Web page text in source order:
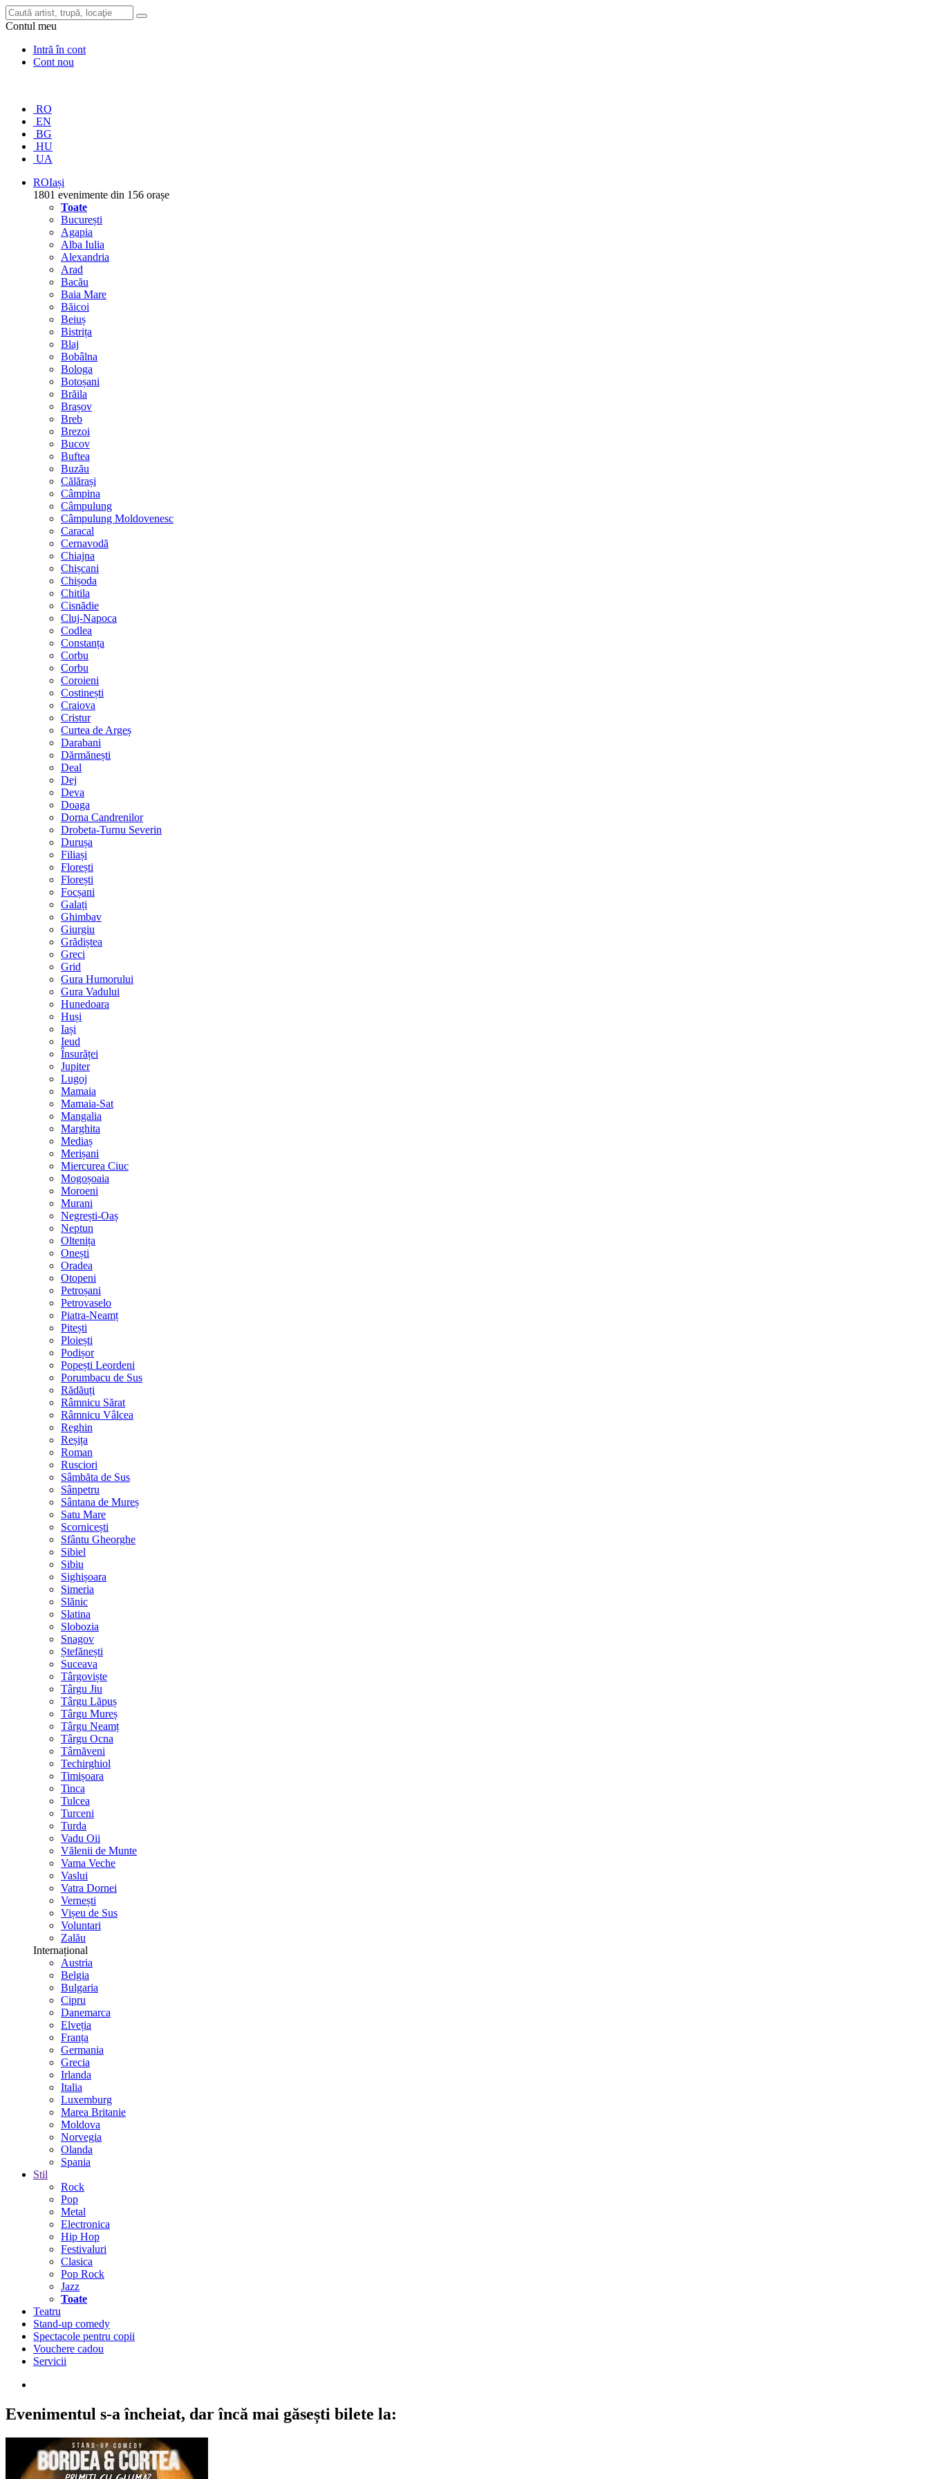
Contul meu
Intră în cont
Cont nou
RO
EN
BG
HU
UA
ROIași
1801 evenimente din 156 orașe
Toate
București
Agapia
Alba Iulia
Alexandria
Arad
Bacău
Baia Mare
Băicoi
Beiuș
Bistrița
Blaj
Bobâlna
Bologa
Botoșani
Brăila
Brașov
Breb
Brezoi
Bucov
Buftea
Buzău
Călărași
Câmpina
Câmpulung
Câmpulung Moldovenesc
Caracal
Cernavodă
Chiajna
Chișcani
Chișoda
Chitila
Cisnădie
Cluj-Napoca
Codlea
Constanța
Corbu
Corbu
Coroieni
Costinești
Craiova
Cristur
Curtea de Argeș
Darabani
Dărmănești
Deal
Dej
Deva
Doaga
Dorna Candrenilor
Drobeta-Turnu Severin
Durușa
Filiași
Florești
Florești
Focșani
Galați
Ghimbav
Giurgiu
Grădiștea
Greci
Grid
Gura Humorului
Gura Vadului
Hunedoara
Huși
Iași
Ieud
Însurăței
Jupiter
Lugoj
Mamaia
Mamaia-Sat
Mangalia
Marghita
Mediaș
Merișani
Miercurea Ciuc
Mogoșoaia
Moroeni
Murani
Negrești-Oaș
Neptun
Oltenița
Onești
Oradea
Otopeni
Petroșani
Petrovaselo
Piatra-Neamț
Pitești
Ploiești
Podișor
Popești Leordeni
Porumbacu de Sus
Rădăuți
Râmnicu Sărat
Râmnicu Vâlcea
Reghin
Reșița
Roman
Rusciori
Sâmbăta de Sus
Sânpetru
Sântana de Mureș
Satu Mare
Scornicești
Sfântu Gheorghe
Sibiel
Sibiu
Sighișoara
Simeria
Slănic
Slatina
Slobozia
Snagov
Ștefănești
Suceava
Târgoviște
Târgu Jiu
Târgu Lăpuș
Târgu Mureș
Târgu Neamț
Târgu Ocna
Târnăveni
Techirghiol
Timișoara
Tinca
Tulcea
Turceni
Turda
Vadu Oii
Vălenii de Munte
Vama Veche
Vaslui
Vatra Dornei
Vernești
Vișeu de Sus
Voluntari
Zalău
Internațional
Austria
Belgia
Bulgaria
Cipru
Danemarca
Elveția
Franța
Germania
Grecia
Irlanda
Italia
Luxemburg
Marea Britanie
Moldova
Norvegia
Olanda
Spania
Stil
Rock
Pop
Metal
Electronica
Hip Hop
Festivaluri
Clasica
Pop Rock
Jazz
Toate
Teatru
Stand-up comedy
Spectacole pentru copii
Vouchere cadou
Servicii
Evenimentul s-a încheiat, dar încă mai găsești bilete la: